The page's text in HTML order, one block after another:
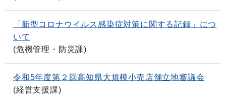
「新型コロナウイルス感染症対策に関する記録」につ
いて
(危機管理・防災課)
令和5年度第２回高知県大規模小売店舗立地審議会
(経営支援課)